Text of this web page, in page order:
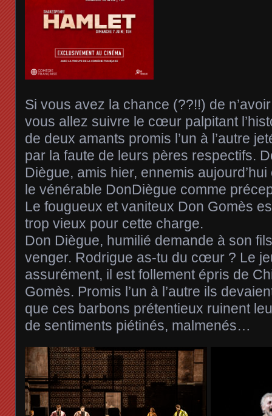
Si vous avez la chance (??!!) de
vous allez suivre le cœur palpitant
de deux amants promis l’un à l’autre
par la faute de leurs pères respectifs.
Diègue, amis hier, ennemis
le vénérable DonDiègue comme
Le fougueux et vaniteux Don Gomès
trop vieux pour cette charge.
Don Diègue, humilié demande à son
venger. Rodrigue as-tu du cœur ? Le
assurément, il est follement épris de
Gomès. Promis l’un à l’autre ils
que ces barbons prétentieux ruinent
de sentiments piétinés, malmenés…